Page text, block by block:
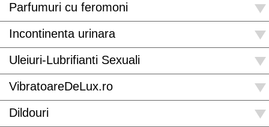
Parfumuri cu feromoni
Incontinenta urinara
Uleiuri-Lubrifianti Sexuali
VibratoareDeLux.ro
Dildouri